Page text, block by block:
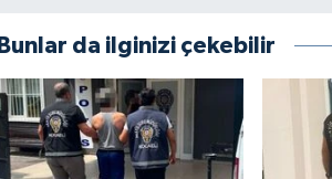
Bunlar da ilginizi çekebilir